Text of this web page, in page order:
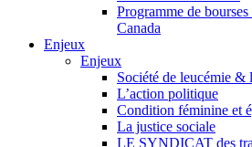
Programme de
Canada
Enjeux
Enjeux
Société de leucémie &
L’action politique
Condition féminine et
La justice sociale
LE SYNDICAT des